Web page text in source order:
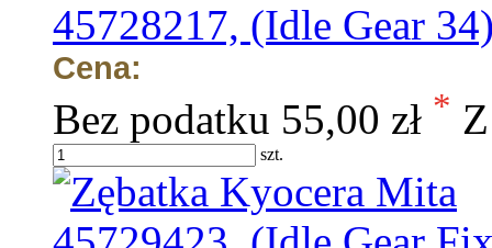
45728217, (Idle Gear
Cena:
Bez podatku 55,00 zł *
szt.